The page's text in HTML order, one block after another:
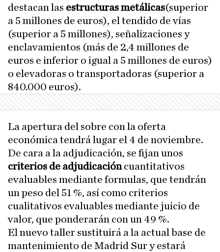
destacan las estructuras metálicas(superior
a 5 millones de euros), el tendido de vías
(superior a 5 millones), señalizaciones y
enclavamientos (más de 2,4 millones de
euros e inferior o igual a 5 millones de euros)
o elevadoras o transportadoras (superior a
840.000 euros).
La apertura del sobre con la oferta
económica tendrá lugar el 4 de noviembre.
De cara a la adjudicación, se fijan unos
criterios de adjudicacióncuantitativos
evaluables mediante formulas, que tendrán
un peso del 51 %, así como criterios
cualitativos evaluables mediante juicio de
valor, que ponderarán con un 49 %.
El nuevo taller sustituirá a la actual base de
mantenimiento de Madrid Sur y estará